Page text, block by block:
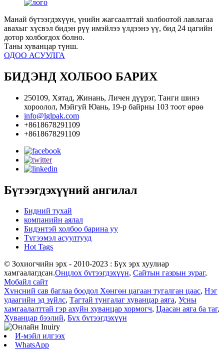
Манай бүтээгдэхүүн, үнийн жагсаалттай холбоотой лавлагаа
авахыг хүсвэл бидэн рүү имэйлээ үлдээнэ үү, бид 24 цагийн
дотор холбогдох болно.
Таны хуванцар түнш.
ОДОО АСУУЛГА
БИДЭНД ХОЛБОО БАРИХ
250109, Хятад, Жинань, Личен дүүрэг, Танги шинэ
хороолол, Мэйгуй Юань, 19-р байрны 103 тоот өрөө
info@lglpak.com
+8618678291109
+8618678291109
Бүтээгдэхүүний ангилал
Бидний тухай
компанийн аялал
Бидэнтэй холбоо барина уу
Түгээмэл асуултууд
Hot Tags
© Зохиогчийн эрх - 2010-2023 : Бүх эрх хуулиар
хамгаалагдсан.Онцлох бүтээгдэхүүн, Сайтын газрын зураг,
Мобайл сайт
Хүнсний сав баглаа боодол Хөнгөн цагаан тугалган цаас, Нэг
удаагийн эд зүйлс, Тагтай тунгалаг хуванцар аяга, Усны
хамгаалалттай гэр ахуйн хуванцар хормогч, Цаасан аяга ба таг,
Хуванцар бээлий, Бүх бүтээгдэхүүн
И-мэйл илгээх
WhatsApp